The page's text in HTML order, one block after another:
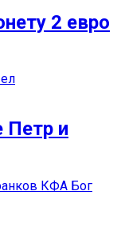
2 евро
Петр и